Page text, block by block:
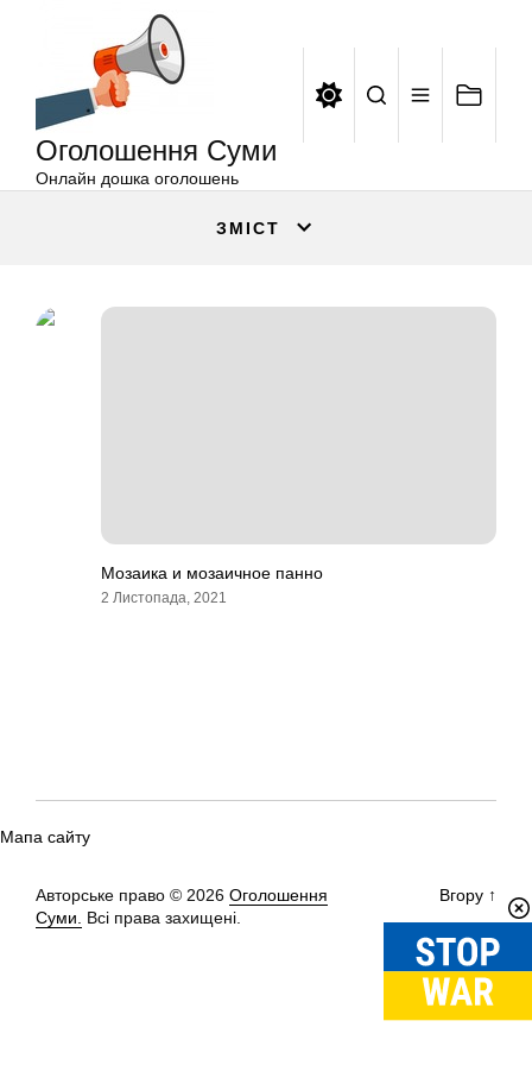
Оголошення Суми
Онлайн дошка оголошень
ЗМІСТ
Мозаика и мозаичное панно
2 Листопада, 2021
Мапа сайту
Авторське право © 2026 Оголошення
Суми.
Всі права захищені.
Вгору ↑